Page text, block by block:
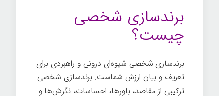
برندسازی شخصی
چیست؟
برندسازی شخصی شیوه‌ای درونی و راهبردی برای
تعریف و بیان ارزش شماست. برندسازی شخصی
ترکیبی از مقاصد، باورها، احساسات، نگرش‌ها و